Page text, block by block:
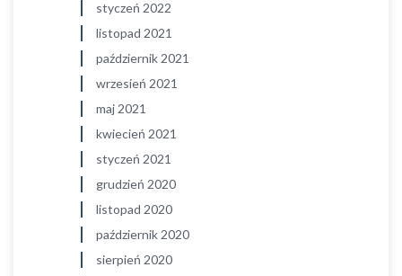
styczeń 2022
listopad 2021
październik 2021
wrzesień 2021
maj 2021
kwiecień 2021
styczeń 2021
grudzień 2020
listopad 2020
październik 2020
sierpień 2020